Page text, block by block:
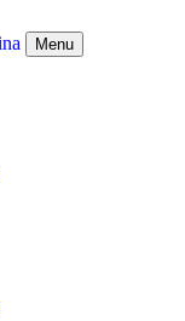
Menu